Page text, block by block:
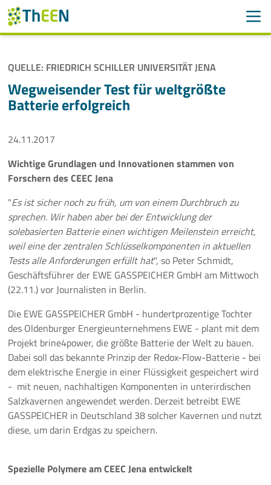
Navigation überspringen
ThEEN
Services
Mitglieder
Aktivitäten
Veranstaltungen
Aktuelles
Meldungen
Pressemeldungen
Branchenmeldungen
Statements
Positionen
Jobs
Akkreditierung
QUELLE: FRIEDRICH SCHILLER UNIVERSITÄT JENA
Wegweisender Test für weltgrößte
Batterie erfolgreich
24.11.2017
Wichtige Grundlagen und Innovationen stammen von
Forschern des CEEC Jena
"Es ist sicher noch zu früh, um von einem Durchbruch zu
sprechen. Wir haben aber bei der Entwicklung der
solebasierten Batterie einen wichtigen Meilenstein erreicht,
weil eine der zentralen Schlüsselkomponenten in aktuellen
Tests alle Anforderungen erfüllt hat", so Peter Schmidt,
Geschäftsführer der EWE GASSPEICHER GmbH am Mittwoch
(22.11.) vor Journalisten in Berlin.
Die EWE GASSPEICHER GmbH - hundertprozentige Tochter
des Oldenburger Energieunternehmens EWE - plant mit dem
Projekt brine4power, die größte Batterie der Welt zu bauen.
Dabei soll das bekannte Prinzip der Redox-Flow-Batterie - bei
dem elektrische Energie in einer Flüssigkeit gespeichert wird
- mit neuen, nachhaltigen Komponenten in unterirdischen
Salzkavernen angewendet werden. Derzeit betreibt EWE
GASSPEICHER in Deutschland 38 solcher Kavernen und nutzt
diese, um darin Erdgas zu speichern.
Spezielle Polymere am CEEC Jena entwickelt